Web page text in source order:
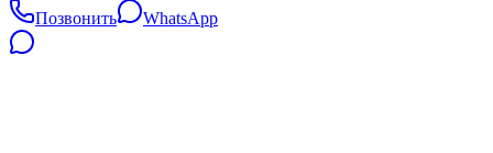
Позвонить
WhatsApp